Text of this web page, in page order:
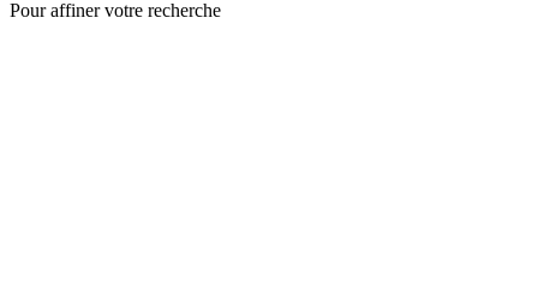
Pour affiner votre recherche